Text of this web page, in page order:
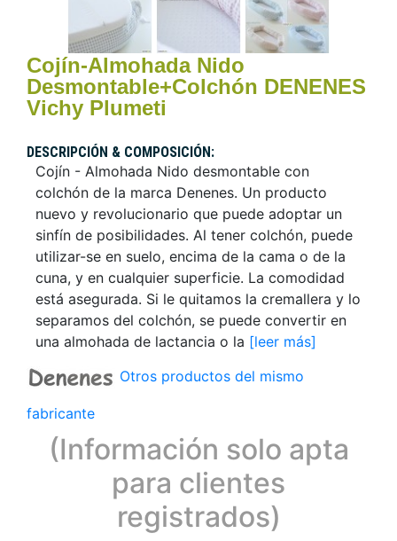
Cojín-Almohada Nido
Desmontable+Colchón DENENES
Vichy Plumeti
DESCRIPCIÓN & COMPOSICIÓN:
Cojín - Almohada Nido desmontable con
colchón de la marca Denenes. Un producto
nuevo y revolucionario que puede adoptar un
sinfín de posibilidades. Al tener colchón, puede
utilizar-se en suelo, encima de la cama o de la
cuna, y en cualquier superficie. La comodidad
está asegurada. Si le quitamos la cremallera y lo
separamos del colchón, se puede convertir en
una almohada de lactancia o la [leer más]
Otros productos del mismo
fabricante
(Información solo apta
para clientes
registrados)